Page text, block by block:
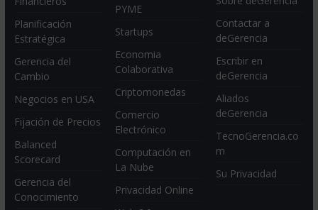
Planificación
Estratégica
Gerencia del
Cambio
Negocios en USA
Fijación de Precios
Balanced
Scorecard
Gerencia del
Conocimiento
PYME
Startups
Economia
Colaborativa
Criptomonedas
Comercio
Electrónico
Computación en
La Nube
Privacidad Online
Contactar a
deGerencia
Escribir en
deGerencia
Aliados
deGerencia
TecnoGerencia.co
m
Su Privacidad